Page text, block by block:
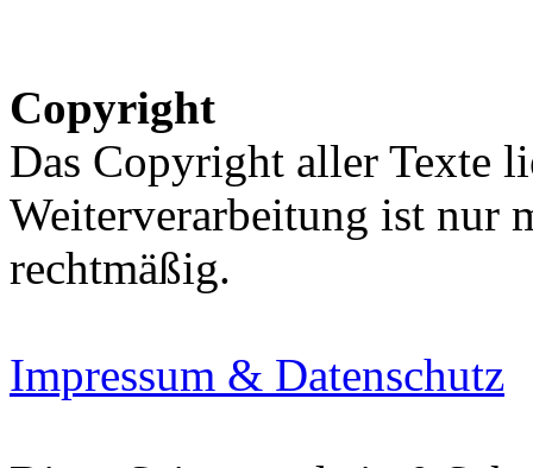
Copyright
Das Copyright aller Texte
Weiterverarbeitung ist nur
rechtmäßig.
Impressum & Datenschutz